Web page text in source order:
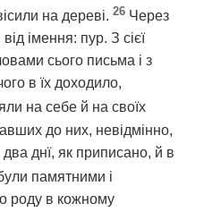
на дереві. 26 Через
імення: пур. З сієї
сього письма і з
в їх доходило,
на себе й на своїх
до них, невідмінно,
днї, як приписано, й в
памятними і
роду в кожному